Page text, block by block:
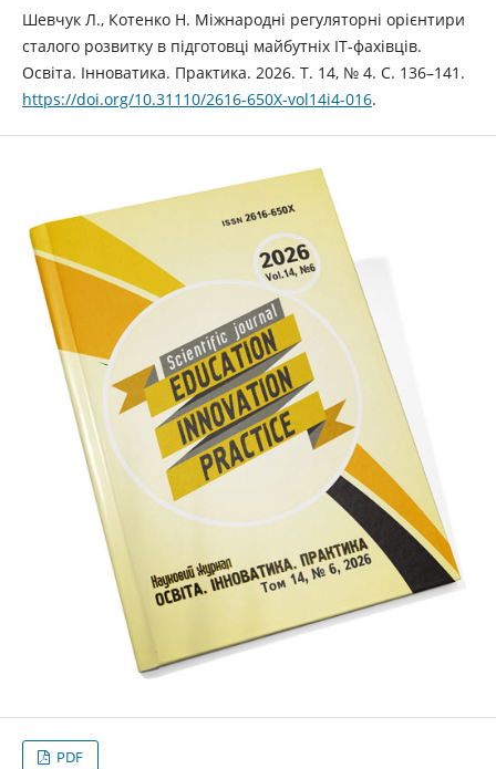
Шевчук Л., Котенко Н. Міжнародні регуляторні орієнтири
сталого розвитку в підготовці майбутніх ІТ-фахівців.
Освіта. Інноватика. Практика. 2026. Т. 14, № 4. С. 136–141.
https://doi.org/10.31110/2616-650X-vol14i4-016.
PDF